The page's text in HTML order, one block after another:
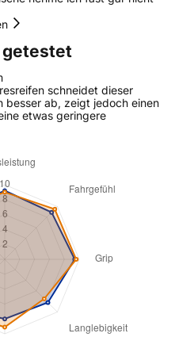
getestet
schneidet dieser
besser ab, zeigt jedoch einen
etwas geringere